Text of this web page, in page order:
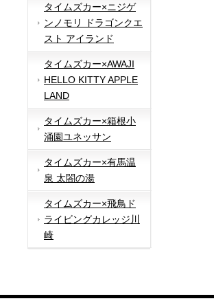
タイムズカー×ニジゲ
ンノモリ ドラゴンクエ
スト アイランド
タイムズカー×AWAJI
HELLO KITTY APPLE
LAND
タイムズカー×箱根小
涌園ユネッサン
タイムズカー×有馬温
泉 太閤の湯
タイムズカー×飛鳥ド
ライビングカレッジ川
崎